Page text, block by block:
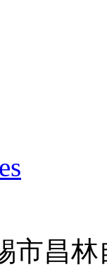
市昌